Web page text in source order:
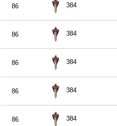
86 384
86 384
86 384
86 384
86 384